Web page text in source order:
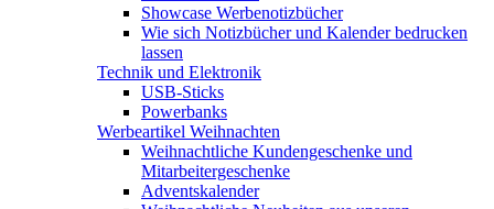
Showcase Werbenotizbücher
Wie sich Notizbücher und Kalender bedrucken
lassen
Technik und Elektronik
USB-Sticks
Powerbanks
Werbeartikel Weihnachten
Weihnachtliche Kundengeschenke und
Mitarbeitergeschenke
Adventskalender